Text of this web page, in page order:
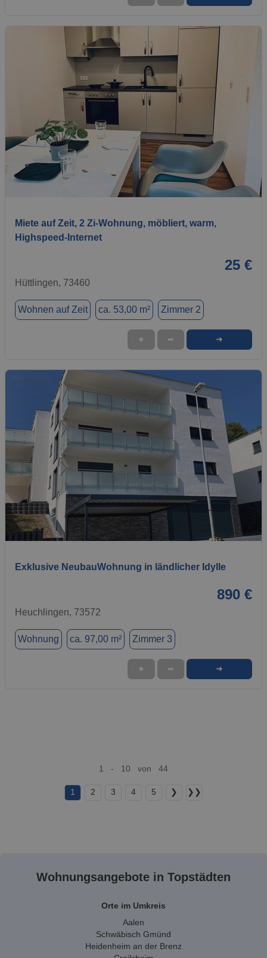
1 / 7
Miete auf Zeit, 2 Zi-Wohnung, möbliert, warm,
Highspeed-Internet
25 €
Hüttlingen, 73460
Wohnen auf Zeit ca. 53,00 m² Zimmer 2
★ ➦ ➜
1 / 7
Exklusive NeubauWohnung in ländlicher Idylle
890 €
Heuchlingen, 73572
Wohnung ca. 97,00 m² Zimmer 3
★ ➦ ➜
1 - 10 von 44
1 2 3 4 5 ❯ ❯❯
Wohnungsangebote in Topstädten
Orte im Umkreis
Aalen
Schwäbisch Gmünd
Heidenheim an der Brenz